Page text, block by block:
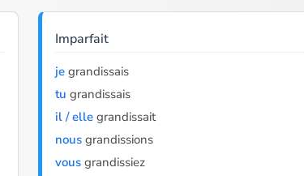
Imparfait
jegrandissais
tu grandissais
il / ellegrandissait
nousgrandissions
vousgrandissiez